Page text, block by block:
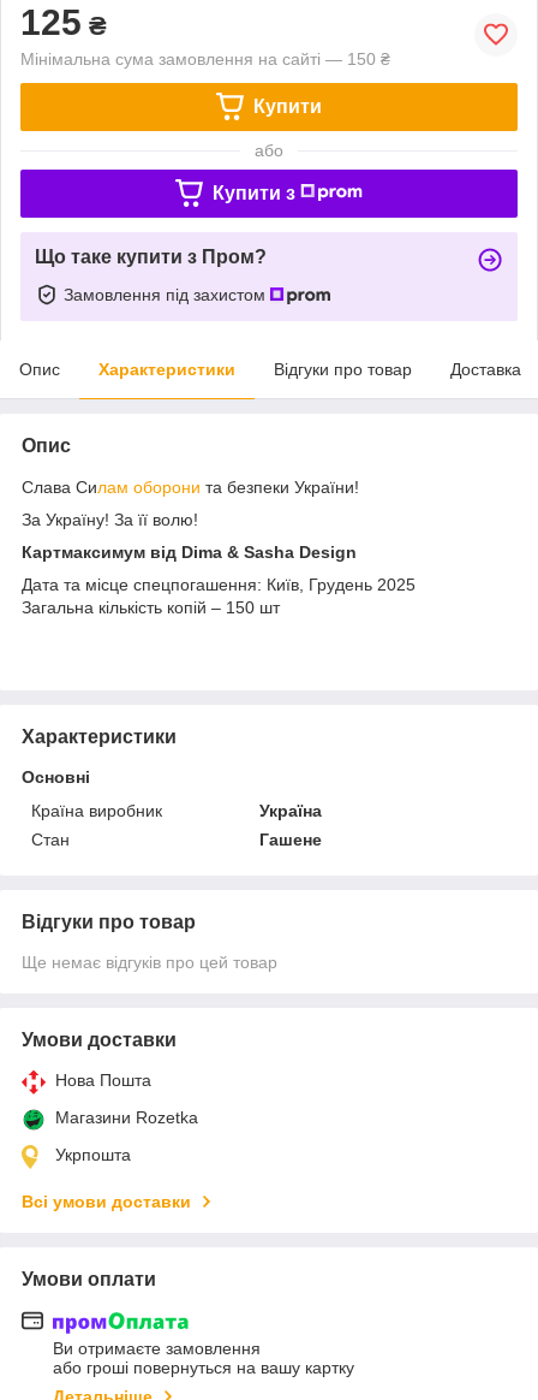
125 ₴
Мінімальна сума замовлення на сайті — 150 ₴
Купити
або
Купити з
Що таке купити з Пром?
Замовлення під захистом
Опис Характеристики Відгуки про товар Доставка
Опис
Слава Силам оборони та безпеки України!
За Україну! За її волю!
Картмаксимум від Dima & Sasha Design
Дата та місце спецпогашення: Київ, Грудень 2025
Загальна кількість копій – 150 шт
Характеристики
Основні
Країна виробник
Україна
Стан
Гашене
Відгуки про товар
Ще немає відгуків про цей товар
Умови доставки
Нова Пошта
Магазини Rozetka
Укрпошта
Всі умови доставки
Умови оплати
Ви отримаєте замовлення
або гроші повернуться на вашу картку